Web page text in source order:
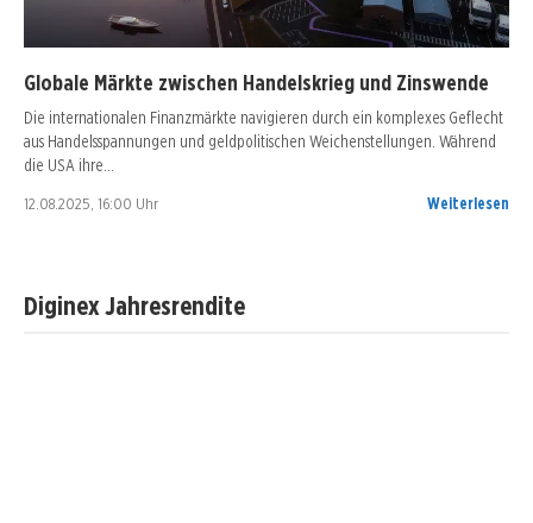
Globale Märkte zwischen Handelskrieg und Zinswende
Die internationalen Finanzmärkte navigieren durch ein komplexes Geflecht
aus Handelsspannungen und geldpolitischen Weichenstellungen. Während
die USA ihre…
12.08.2025, 16:00 Uhr Weiterlesen
Diginex Jahresrendite